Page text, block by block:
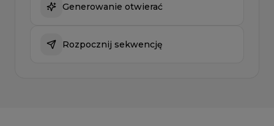
Generowanie otwierać
Rozpocznij sekwencję